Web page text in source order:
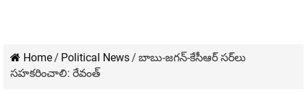
Home/ Political News/ బాబు-జ‌గ‌న్‌-కేసీఆర్ స‌ర్‌లు
స‌హ‌క‌రించాలి: రేవంత్